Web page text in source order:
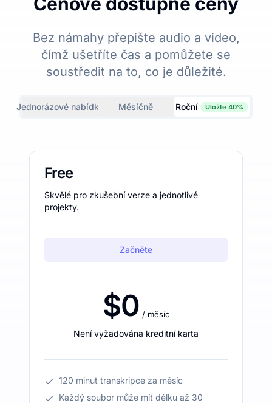
Bez námahy přepište audio a video,
čímž ušetříte čas a pomůžete se
soustředit na to, co je důležité.
Jednorázové nabídky Měsíčně Roční Uložte 40%
Free
Skvělé pro zkušební verze a jednotlivé
projekty.
Začněte
$0 / měsíc
Není vyžadována kreditní karta
120 minut transkripce za měsíc
Každý soubor může mít délku až 30